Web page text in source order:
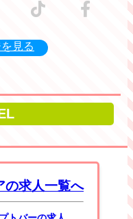
見る
の求人一覧へ